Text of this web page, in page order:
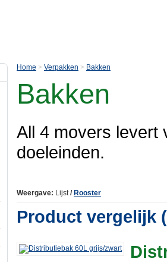
Home > Verpakken > Bakken
Bakken
All 4 movers levert
doeleinden.
Weergave: Lijst/ Rooster
Product vergelijk